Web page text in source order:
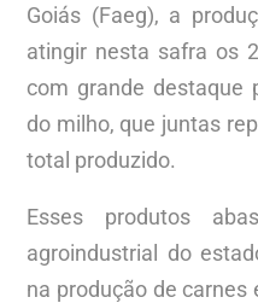
Goiás (Faeg), a
atingir nesta safra os
com grande destaque
do milho, que juntas
total produzido.
Esses produtos
agroindustrial do
na produção de